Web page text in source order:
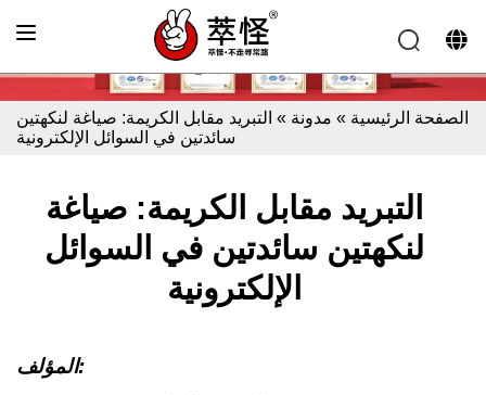
الصفحة الرئيسية » مدونة » التبريد مقابل الكريمة: صياغة لنكهتين
سائدتين في السوائل الإلكترونية
التبريد مقابل الكريمة: صياغة
لنكهتين سائدتين في السوائل
الإلكترونية
المؤلف: